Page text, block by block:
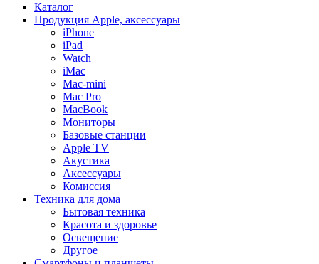
Каталог
Продукция Apple, аксессуары
iPhone
iPad
Watch
iMac
Mac-mini
Mac Pro
MacBook
Мониторы
Базовые станции
Apple TV
Акустика
Аксессуары
Комиссия
Техника для дома
Бытовая техника
Красота и здоровье
Освещение
Другое